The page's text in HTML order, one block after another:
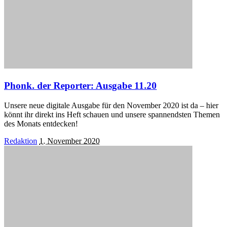
Phonk. der Reporter: Ausgabe 11.20
Unsere neue digitale Ausgabe für den November 2020 ist da – hier
könnt ihr direkt ins Heft schauen und unsere spannendsten Themen
des Monats entdecken!
Posted
Redaktion 1. November 2020